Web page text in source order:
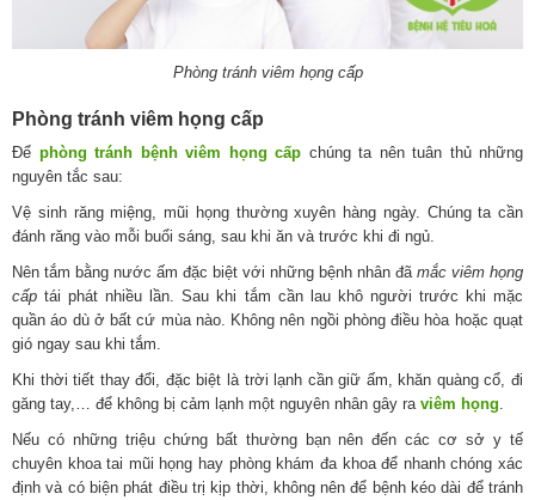
Phòng tránh viêm họng cấp
Phòng tránh viêm họng cấp
Để phòng tránh bệnh viêm họng cấp chúng ta nên tuân thủ những
nguyên tắc sau:
Vệ sinh răng miệng, mũi họng thường xuyên hàng ngày. Chúng ta cần
đánh răng vào mỗi buổi sáng, sau khi ăn và trước khi đi ngủ.
Nên tắm bằng nước ấm đặc biệt với những bệnh nhân đã mắc viêm họng
cấp tái phát nhiều lần. Sau khi tắm cần lau khô người trước khi mặc
quần áo dù ở bất cứ mùa nào. Không nên ngồi phòng điều hòa hoặc quạt
gió ngay sau khi tắm.
Khi thời tiết thay đổi, đặc biệt là trời lạnh cần giữ ấm, khăn quàng cổ, đi
găng tay,… để không bị cảm lạnh một nguyên nhân gây ra viêm họng
Nếu có những triệu chứng bất thường bạn nên đến các cơ sở y tế
chuyên khoa tai mũi họng hay phòng khám đa khoa để nhanh chóng xác
định và có biện phát điều trị kịp thời, không nên để bệnh kéo dài để tránh